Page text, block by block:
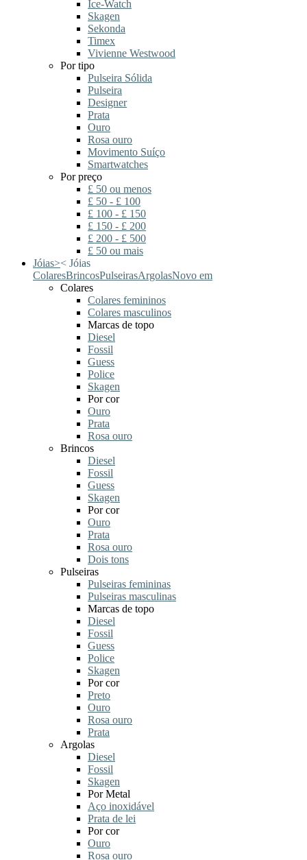
Ice-Watch
Skagen
Sekonda
Timex
Vivienne Westwood
Por tipo
Pulseira Sólida
Pulseira
Designer
Prata
Ouro
Rosa ouro
Movimento Suíço
Smartwatches
Por preço
£ 50 ou menos
£ 50 - £ 100
£ 100 - £ 150
£ 150 - £ 200
£ 200 - £ 500
£ 50 ou mais
Jóias>< Jóias
ColaresBrincosPulseirasArgolasNovo em
Colares
Colares femininos
Colares masculinos
Marcas de topo
Diesel
Fossil
Guess
Police
Skagen
Por cor
Ouro
Prata
Rosa ouro
Brincos
Diesel
Fossil
Guess
Skagen
Por cor
Ouro
Prata
Rosa ouro
Dois tons
Pulseiras
Pulseiras femininas
Pulseiras masculinas
Marcas de topo
Diesel
Fossil
Guess
Police
Skagen
Por cor
Preto
Ouro
Rosa ouro
Prata
Argolas
Diesel
Fossil
Skagen
Por Metal
Aço inoxidável
Prata de lei
Por cor
Ouro
Rosa ouro